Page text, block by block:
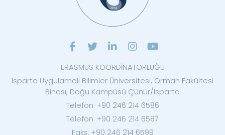
ERASMUS KOORDİNATÖRLÜĞÜ
Isparta Uygulamalı Bilimler Üniversitesi, Orman Fakültesi
Binası, Doğu Kampüsü Çünür/Isparta
Telefon: +90 246 214 6586
Telefon: +90 246 214 6587
Faks: +90 246 214 6599